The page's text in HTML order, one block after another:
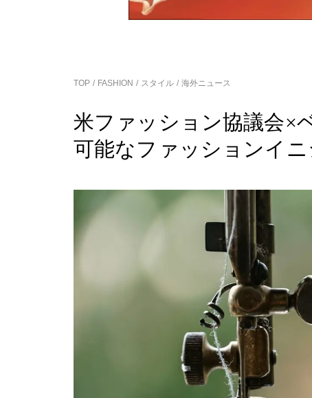
TOP FASHION スタイル 海外ニュース
米ファッション協議会×
可能なファッションイ